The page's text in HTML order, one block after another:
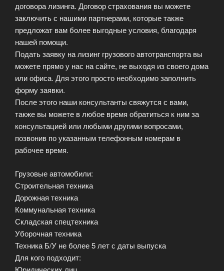
договора лизинга. Договор страхования вы можете
заключить с нашими партнерами, которые также
предложат вам более выгодные условия, благодаря
нашей помощи.
Подать заявку на лизинг грузового автотранспорта вы
можете прямо у нас на сайте, не выходя из своего дома
или офиса. Для этого просто необходимо заполнить
форму заявки.
После этого наши консультанты свяжутся с вами,
также вы можете в любое время обратиться к ним за
консультацией или любыми другими вопросами,
позвонив по указанным телефонным номерам в
рабочее время.
Грузовые автомобили:
Строительная техника
Дорожная техника
Коммунальная техника
Складская спецтехника
Уборочная техника
Техника Б/У не более 5 лет с даты выпуска
Для кого подходит: